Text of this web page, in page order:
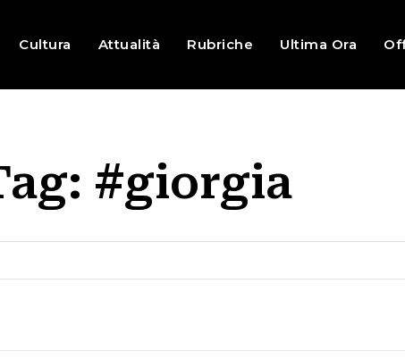
Cultura Attualità Rubriche Ultima Ora
#giorgia